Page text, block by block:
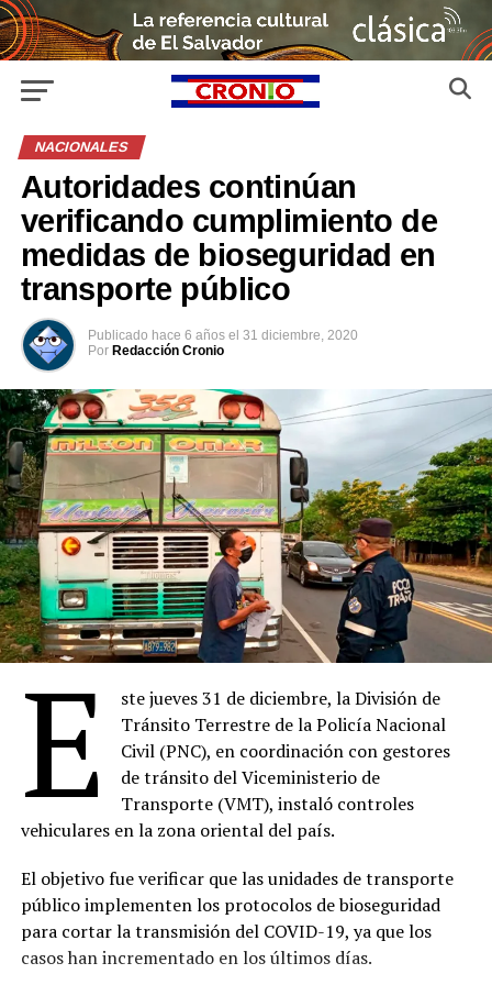
NACIONALES
Autoridades continúan
verificando cumplimiento de
medidas de bioseguridad en
transporte público
Publicado hace 6 años el 31 diciembre, 2020
Por Redacción Cronio
E
ste jueves 31 de diciembre, la División de
Tránsito Terrestre de la Policía Nacional
Civil (PNC), en coordinación con gestores
de tránsito del Viceministerio de
Transporte (VMT), instaló controles
vehiculares en la zona oriental del país.
El objetivo fue verificar que las unidades de transporte
público implementen los protocolos de bioseguridad
para cortar la transmisión del COVID-19, ya que los
casos han incrementado en los últimos días.